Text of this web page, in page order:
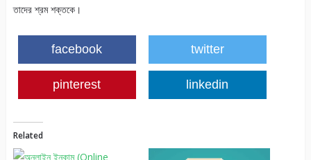
তাদের শ্রম শক্তকে।
facebook twitter
pinterest linkedin
Related